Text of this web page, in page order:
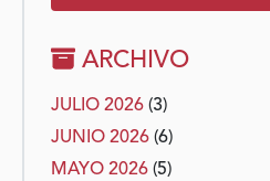
ARCHIVO
JULIO 2026 (3)
JUNIO 2026 (6)
MAYO 2026 (5)